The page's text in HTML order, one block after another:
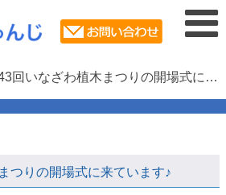
回いなざわ植木まつりの開場式に来ています♪
つりの開場式に来ています♪